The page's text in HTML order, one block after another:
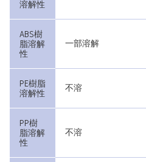
溶解性
ABS樹
脂溶解
性
一部溶解
PE樹脂
溶解性
不溶
PP樹
脂溶解
性
不溶